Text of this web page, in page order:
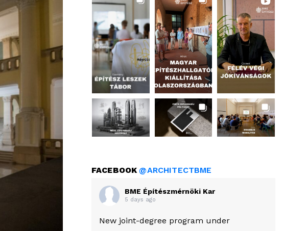
FACEBOOK@ARCHITECTBME
BME Építészmérnöki Kar
5 days ago
New joint-degree program under